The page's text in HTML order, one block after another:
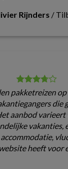
Rijnders /
pakketreizen
die
aanbod varieert
vakanties,
heeft voor